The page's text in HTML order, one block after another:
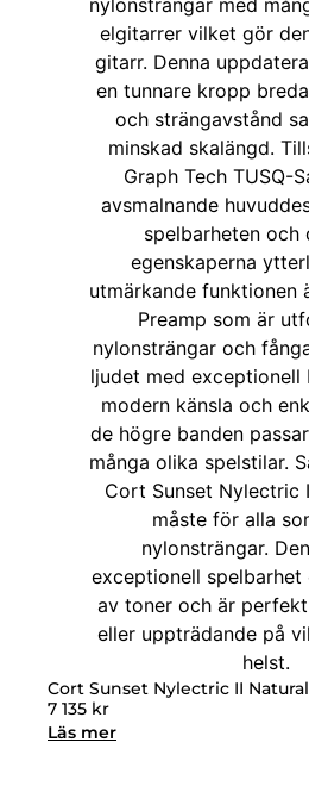
Cort Sunset Nylectric II Natural
7 135 kr
Läs mer